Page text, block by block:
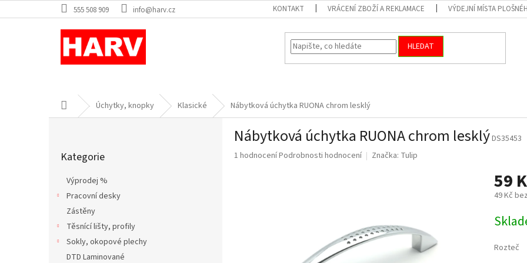
na
555 508 909 info@harv.cz KONTAKT VRÁCENÍ ZBOŽÍ A REKLAMACE VÝDEJNÍ MÍSTA
HLEDAT
Domů Úchytky, knopky Klasické Nábytková úchytka RUONA chrom lesklý
kategorie
Kategorie
Výprodej %
Pracovní desky
Zástěny
Těsnící lišty, profily
Sokly, okopové plechy
DTD Laminované
Nábytková úchytka RUONA chrom lesklýDS35453
Průměrné
1 hodnoceníPodrobnosti hodnocení Značka: Tulip
59
49 Kč
cena:
Rozteč